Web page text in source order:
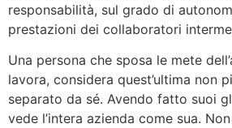
responsabilità, sul grado di
prestazioni dei collaboratori
Una persona che sposa le mete
lavora, considera quest’ultima non
separato da sé. Avendo fatto suoi
vede l’intera azienda come sua.